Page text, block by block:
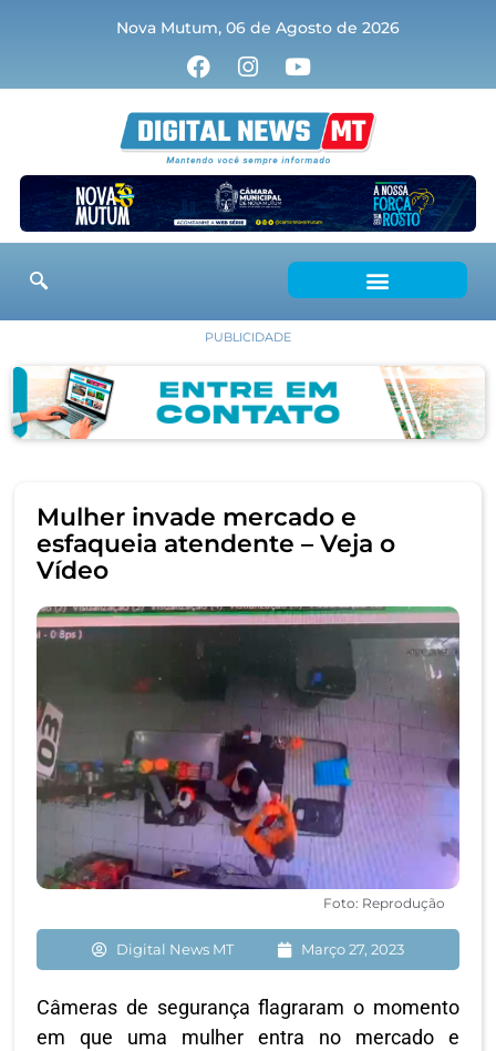
Nova Mutum, 06 de Agosto de 2026
PUBLICIDADE
Mulher invade mercado e
esfaqueia atendente – Veja o
Vídeo
Foto: Reprodução
Digital News MT Março 27, 2023
Câmeras de segurança flagraram o momento
em que uma mulher entra no mercado e